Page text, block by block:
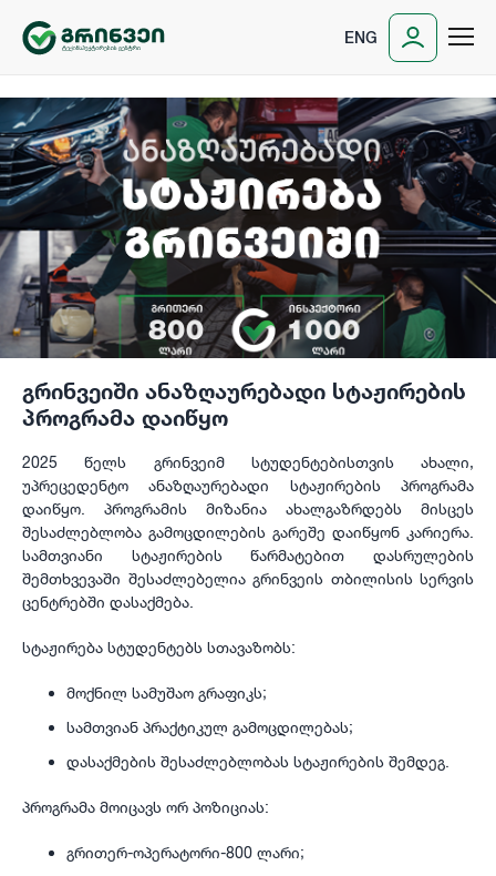
ENG
გრინვეიში ანაზღაურებადი სტაჟირების
პროგრამა დაიწყო
2025 წელს გრინვეიმ სტუდენტებისთვის ახალი,
უპრეცედენტო ანაზღაურებადი სტაჟირების პროგრამა
დაიწყო. პროგრამის მიზანია ახალგაზრდებს მისცეს
შესაძლებლობა გამოცდილების გარეშე დაიწყონ კარიერა.
სამთვიანი სტაჟირების წარმატებით დასრულების
შემთხვევაში შესაძლებელია გრინვეის თბილისის სერვის
ცენტრებში დასაქმება.
სტაჟირება სტუდენტებს სთავაზობს:
მოქნილ სამუშაო გრაფიკს;
სამთვიან პრაქტიკულ გამოცდილებას;
დასაქმების შესაძლებლობას სტაჟირების შემდეგ.
პროგრამა მოიცავს ორ პოზიციას:
გრითერ-ოპერატორი-800 ლარი;